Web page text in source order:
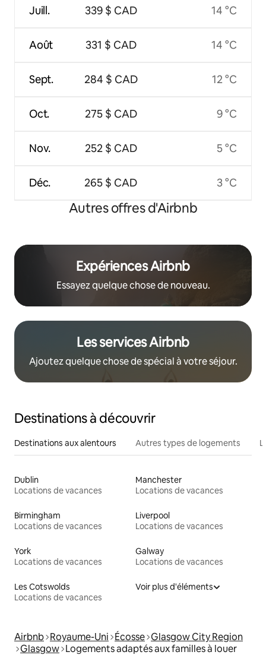
Juill.
Août
Sept.
Oct.
Nov.
Déc.
339 $ CAD
331 $ CAD
284 $ CAD
275 $ CAD
252 $ CAD
265 $ CAD
14 °C
14 °C
12 °C
9 °C
5 °C
3 °C
Autres offres d'Airbnb
Expériences Airbnb
Essayez quelque chose de nouveau.
Les services Airbnb
Ajoutez quelque chose de spécial à votre séjour.
Destinations à découvrir
Destinations aux alentours Autres types de logements
Dublin
Locations de vacances
Manchester
Locations de vacances
Birmingham
Locations de vacances
Liverpool
Locations de vacances
York
Locations de vacances
Galway
Locations de vacances
Les Cotswolds
Locations de vacances
Voir plus d'éléments
Airbnb Royaume-Uni Écosse Glasgow City Region
Glasgow Logements adaptés aux familles à louer